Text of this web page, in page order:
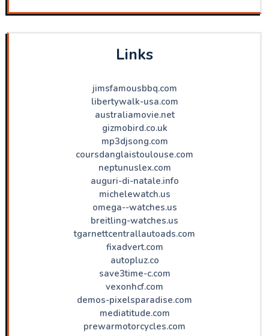
Links
jimsfamousbbq.com
libertywalk-usa.com
australiamovie.net
gizmobird.co.uk
mp3djsong.com
coursdanglaistoulouse.com
neptunuslex.com
auguri-di-natale.info
michelewatch.us
omega--watches.us
breitling-watches.us
tgarnettcentrallautoads.com
fixadvert.com
autopluz.co
save3time-c.com
vexonhcf.com
demos-pixelsparadise.com
mediatitude.com
prewarmotorcycles.com